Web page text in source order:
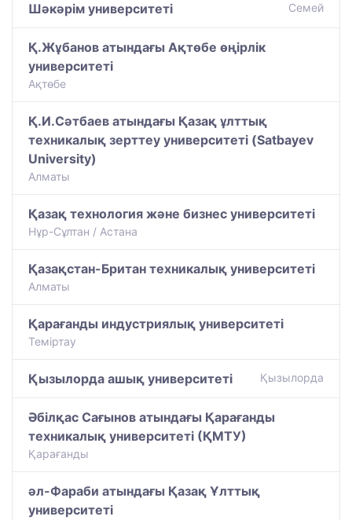
Шәкәрім университеті Семей
Қ.Жұбанов атындағы Ақтөбе өңірлік
университеті
Ақтөбе
Қ.И.Сәтбаев атындағы Қазақ ұлттық
техникалық зерттеу университеті (Satbayev
University)
Алматы
Қазақ технология және бизнес университеті
Нұр-Сұлтан / Астана
Қазақстан-Британ техникалық университеті
Алматы
Қарағанды индустриялық университеті
Теміртау
Қызылорда ашық университеті Қызылорда
Әбілқас Сағынов атындағы Қарағанды
техникалық университеті (ҚМТУ)
Қарағанды
әл-Фараби атындағы Қазақ Ұлттық
университеті